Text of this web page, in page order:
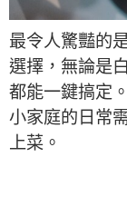
最令人驚豔的
選擇，無論是
都能一鍵搞定
小家庭的日常
上菜。